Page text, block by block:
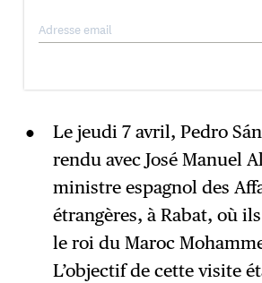
→
Le jeudi 7 avril, Pedro
rendu avec José Manuel
ministre espagnol des
étrangères, à Rabat, où
le roi du Maroc
L’objectif de cette visite